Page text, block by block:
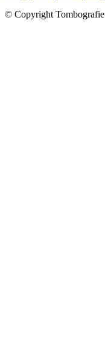
© Copyright Tombografie